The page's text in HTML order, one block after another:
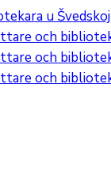
u Švedskoj